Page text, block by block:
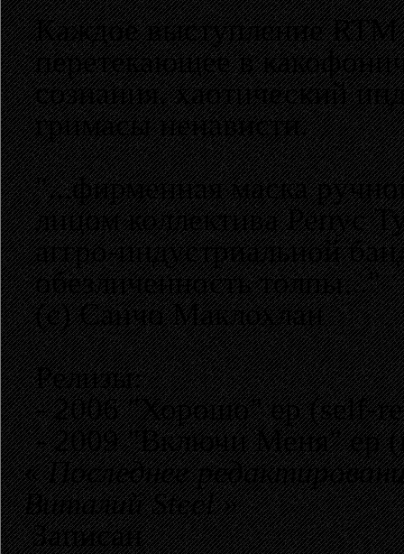
Каждое выступление RTM
перетекающее в
сознания, хаотический
гримасы ненависти.
"...фирменная маска
лицом коллектива Репус
аггро-индустриальной
обезличенность толпы..."
(с) Санчо Маклохлан
Релизы:
- 2006 "Хорошо" ep (self-
- 2009 "Включи Меня" ep
«Последнее
Виталий Steel»
Записан